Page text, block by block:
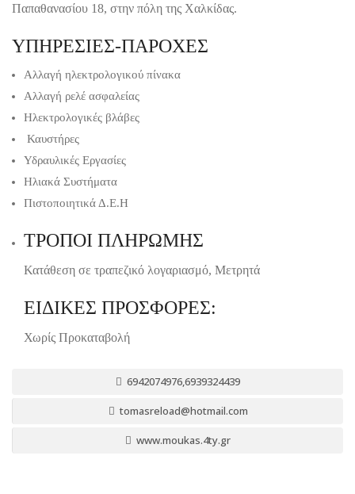
Παπαθανασίου 18, στην πόλη της Χαλκίδας.
ΥΠΗΡΕΣΙΕΣ-ΠΑΡΟΧΕΣ
Αλλαγή ηλεκτρολογικού πίνακα
Αλλαγή ρελέ ασφαλείας
Ηλεκτρολογικές βλάβες
Καυστήρες
Υδραυλικές Εργασίες
Ηλιακά Συστήματα
Πιστοποιητικά Δ.Ε.Η
ΤΡΟΠΟΙ ΠΛΗΡΩΜΗΣ
Κατάθεση σε τραπεζικό λογαριασμό, Μετρητά
ΕΙΔΙΚΕΣ ΠΡΟΣΦΟΡΕΣ:
Χωρίς Προκαταβολή
6942074976,6939324439
tomasreload@hotmail.com
www.moukas.4ty.gr